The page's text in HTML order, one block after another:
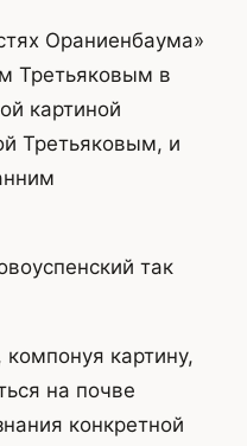
Ораниенбаума»
Третьяковым в
картиной
Третьяковым, и
так
картину,
на почве
конкретной